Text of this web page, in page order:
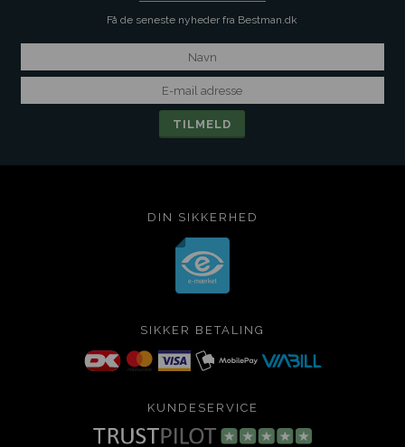
Få de seneste nyheder fra Bestman.dk
DIN SIKKERHED
SIKKER BETALING
KUNDESERVICE